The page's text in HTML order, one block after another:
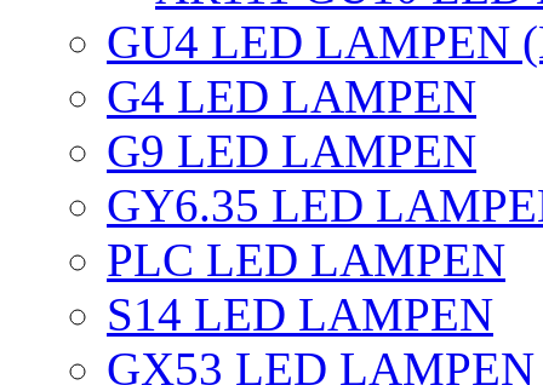
GU4 LED LAMPEN
G4 LED LAMPEN
G9 LED LAMPEN
GY6.35 LED
PLC LED LAMPEN
S14 LED LAMPEN
GX53 LED LAMPEN